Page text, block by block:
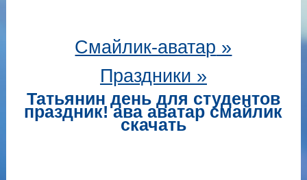
Смайлик-аватар »
Праздники »
Татьянин день для студентов
праздник! ава аватар смайлик
скачать